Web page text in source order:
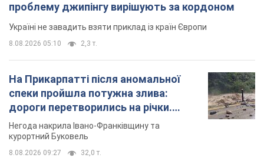
проблему джипінгу вирішують за кордоном
Україні не завадить взяти приклад із країн Європи
8.08.2026 05:10 2,3 т.
На Прикарпатті після аномальної
спеки пройшла потужна злива:
дороги перетворились на річки.
Відео
Негода накрила Івано-Франківщину та
курортний Буковель
8.08.2026 09:27 32,0 т.